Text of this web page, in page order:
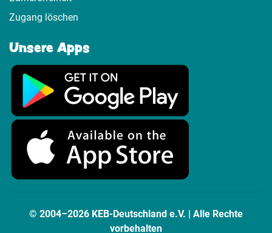
Zugang löschen
Unsere Apps
© 2004–2026 KEB-Deutschland e.V. | Alle Rechte
vorbehalten